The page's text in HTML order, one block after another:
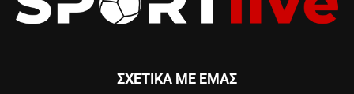
ΣΧΕΤΙΚΑ ΜΕ ΕΜΑΣ